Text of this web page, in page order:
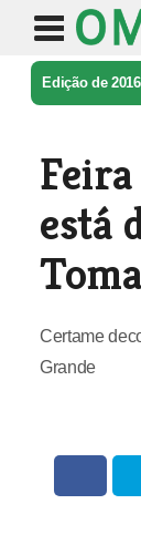
Edição de
está
Certame
Grande